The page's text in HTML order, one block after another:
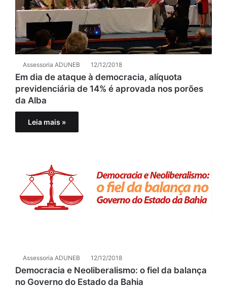
Assessoria ADUNEB 12/12/2018
Em dia de ataque à democracia, alíquota
previdenciária de 14% é aprovada nos porões
da Alba
Leia mais »
Assessoria ADUNEB 12/12/2018
Democracia e Neoliberalismo: o fiel da balança
no Governo do Estado da Bahia